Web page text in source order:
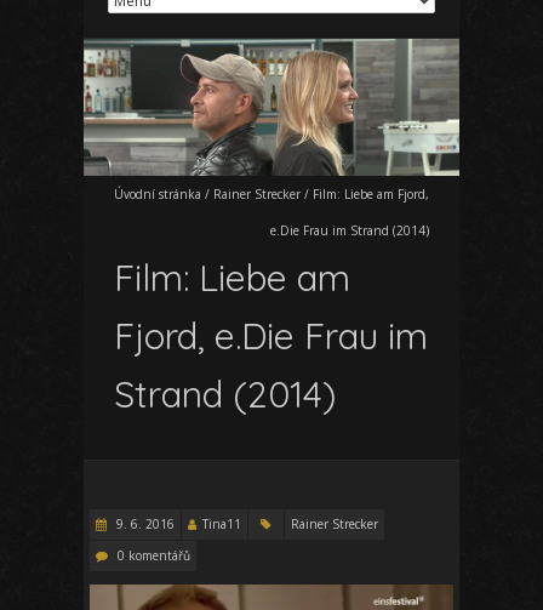
Úvodní stránka / Rainer Strecker / Film: Liebe am Fjord,
e.Die Frau im Strand (2014)
Film: Liebe am
Fjord, e.Die Frau im
Strand (2014)
9. 6. 2016 Tina11
Rainer Strecker
0 komentářů